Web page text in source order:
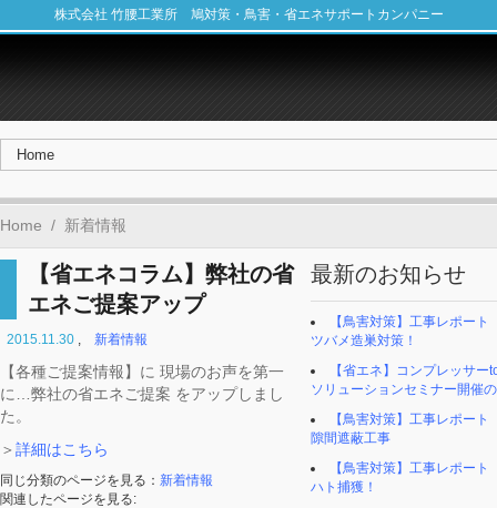
株式会社 竹腰工業所 鳩対策・鳥害・省エネサポートカンパニー
Home / 新着情報
【省エネコラム】弊社の省
エネご提案アップ
2015.11.30 , 新着情報
【各種ご提案情報】に 現場のお声を第一
に…弊社の省エネご提案 をアップしまし
た。
＞詳細はこちら
同じ分類のページを見る： 新着情報
関連したページを見る:
最新のお知らせ
【鳥害対策】工事レポー
ツバメ造巣対策！
【省エネ】コンプレッサ
ソリューションセミナー開催
【鳥害対策】工事レポ
隙間遮蔽工事
【鳥害対策】工事レポ
ハト捕獲！